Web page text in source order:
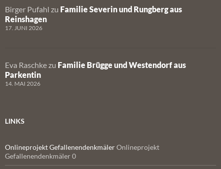
Birger Pufahl zu Familie Severin und Rungberg aus
Reinshagen
17. JUNI 2026
Eva Raschke zu Familie Brügge und Westendorf aus
Parkentin
14. MAI 2026
LINKS
Onlineprojekt GefallenendenkmälerOnlineprojekt
Gefallenendenkmäler 0